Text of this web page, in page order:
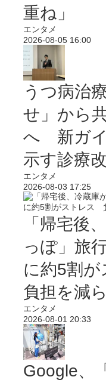
重ね」
エンタメ
2026-08-05 16:00
うつ病治
せ」から
へ 新ガ
示す診療
エンタメ
2026-08-03 17:25
「帰宅後
っぽ」旅
に約5割
負担を減
エンタメ
2026-08-01 20:33
Google、